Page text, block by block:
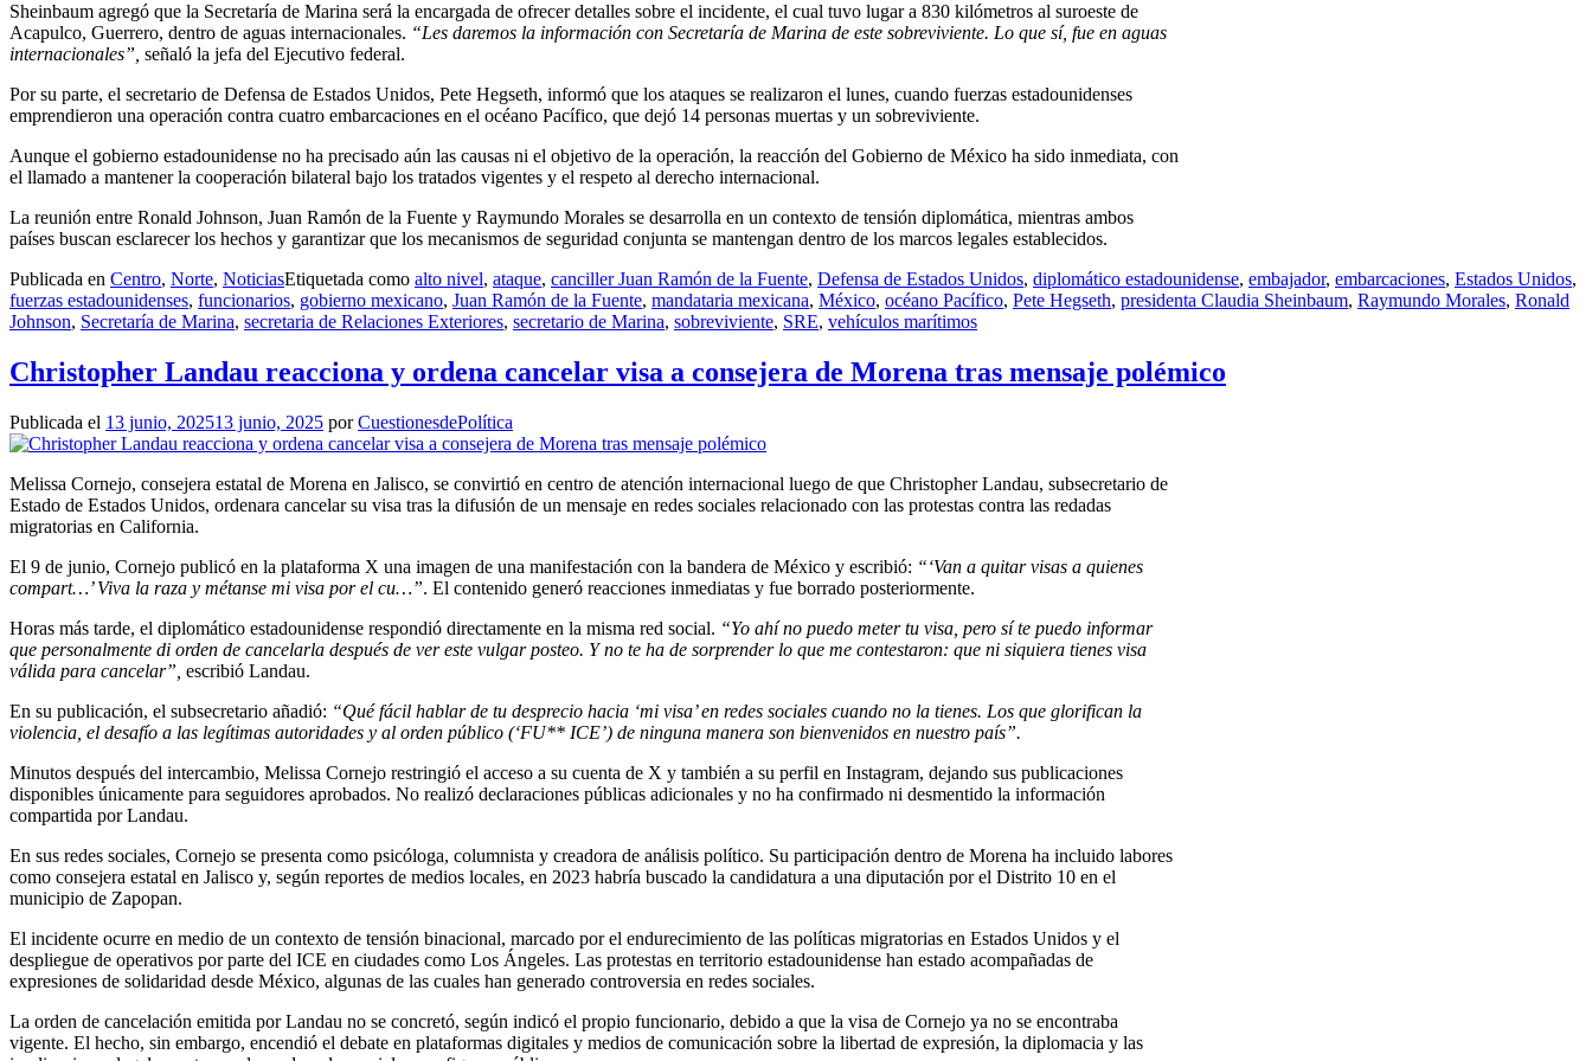
Sheinbaum agregó que la Secretaría de Marina será la encargada de ofrecer detalles sobre el incidente, el cual tuvo lugar a 830 kilómetros al suroeste de
Acapulco, Guerrero, dentro de aguas internacionales. “Les daremos la información con Secretaría de Marina de este sobreviviente. Lo que sí, fue en aguas
internacionales”, señaló la jefa del Ejecutivo federal.
Por su parte, el secretario de Defensa de Estados Unidos, Pete Hegseth, informó que los ataques se realizaron el lunes, cuando fuerzas estadounidenses
emprendieron una operación contra cuatro embarcaciones en el océano Pacífico, que dejó 14 personas muertas y un sobreviviente.
Aunque el gobierno estadounidense no ha precisado aún las causas ni el objetivo de la operación, la reacción del Gobierno de México ha sido inmediata, con
el llamado a mantener la cooperación bilateral bajo los tratados vigentes y el respeto al derecho internacional.
La reunión entre Ronald Johnson, Juan Ramón de la Fuente y Raymundo Morales se desarrolla en un contexto de tensión diplomática, mientras ambos
países buscan esclarecer los hechos y garantizar que los mecanismos de seguridad conjunta se mantengan dentro de los marcos legales establecidos.
Publicada en Centro, Norte, NoticiasEtiquetada como alto nivel, ataque, canciller Juan Ramón de la Fuente, Defensa de Estados Unidos, diplomático estadounidense, embajador, embarcaciones, Estados Unidos,
fuerzas estadounidenses, funcionarios, gobierno mexicano, Juan Ramón de la Fuente, mandataria mexicana, México, océano Pacífico, Pete Hegseth, presidenta Claudia Sheinbaum, Raymundo Morales, Ronald
Johnson, Secretaría de Marina, secretaria de Relaciones Exteriores, secretario de Marina, sobreviviente, SRE, vehículos marítimos
Christopher Landau reacciona y ordena cancelar visa a consejera de Morena tras mensaje polémico
Publicada el 13 junio, 202513 junio, 2025 porCuestionesdePolítica
Melissa Cornejo, consejera estatal de Morena en Jalisco, se convirtió en centro de atención internacional luego de que Christopher Landau, subsecretario de
Estado de Estados Unidos, ordenara cancelar su visa tras la difusión de un mensaje en redes sociales relacionado con las protestas contra las redadas
migratorias en California.
El 9 de junio, Cornejo publicó en la plataforma X una imagen de una manifestación con la bandera de México y escribió: “‘Van a quitar visas a quienes
compart…’ Viva la raza y métanse mi visa por el cu…”. El contenido generó reacciones inmediatas y fue borrado posteriormente.
Horas más tarde, el diplomático estadounidense respondió directamente en la misma red social. “Yo ahí no puedo meter tu visa, pero sí te puedo informar
que personalmente di orden de cancelarla después de ver este vulgar posteo. Y no te ha de sorprender lo que me contestaron: que ni siquiera tienes visa
válida para cancelar”, escribió Landau.
En su publicación, el subsecretario añadió: “Qué fácil hablar de tu desprecio hacia ‘mi visa’ en redes sociales cuando no la tienes. Los que glorifican la
violencia, el desafío a las legítimas autoridades y al orden público (‘FU** ICE’) de ninguna manera son bienvenidos en nuestro país”.
Minutos después del intercambio, Melissa Cornejo restringió el acceso a su cuenta de X y también a su perfil en Instagram, dejando sus publicaciones
disponibles únicamente para seguidores aprobados. No realizó declaraciones públicas adicionales y no ha confirmado ni desmentido la información
compartida por Landau.
En sus redes sociales, Cornejo se presenta como psicóloga, columnista y creadora de análisis político. Su participación dentro de Morena ha incluido labores
como consejera estatal en Jalisco y, según reportes de medios locales, en 2023 habría buscado la candidatura a una diputación por el Distrito 10 en el
municipio de Zapopan.
El incidente ocurre en medio de un contexto de tensión binacional, marcado por el endurecimiento de las políticas migratorias en Estados Unidos y el
despliegue de operativos por parte del ICE en ciudades como Los Ángeles. Las protestas en territorio estadounidense han estado acompañadas de
expresiones de solidaridad desde México, algunas de las cuales han generado controversia en redes sociales.
La orden de cancelación emitida por Landau no se concretó, según indicó el propio funcionario, debido a que la visa de Cornejo ya no se encontraba
vigente. El hecho, sin embargo, encendió el debate en plataformas digitales y medios de comunicación sobre la libertad de expresión, la diplomacia y las